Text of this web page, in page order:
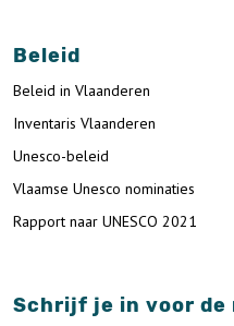
Beleid
Beleid in Vlaanderen
Inventaris Vlaanderen
Unesco-beleid
Vlaamse Unesco nominaties
Rapport naar UNESCO 2021
Schrijf je in voor de